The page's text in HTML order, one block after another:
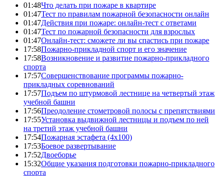
01:48Что делать при пожаре в квартире
01:47Тест по правилам пожарной безопасности онлайн
01:47Действия при пожаре: онлайн-тест с ответами
01:47Тест по пожарной безопасности для взрослых
01:47Онлайн-тест: сможете ли вы спастись при пожаре
17:58Пожарно-прикладной спорт и его значение
17:58Возникновение и развитие пожарно-прикладного
спорта
17:57Совершенствование программы пожарно-
прикладных соревнований
17:57Подъем по штурмовой лестнице на четвертый этаж
учебной башни
17:56Преодоление стометровой полосы с препятствиями
17:55Установка выдвижной лестницы и подъем по ней
на третий этаж учебной башни
17:54Пожарная эстафета (4x100)
17:53Боевое развертывание
17:52Двоеборье
15:32Общие указания подготовки пожарно-прикладного
спорта